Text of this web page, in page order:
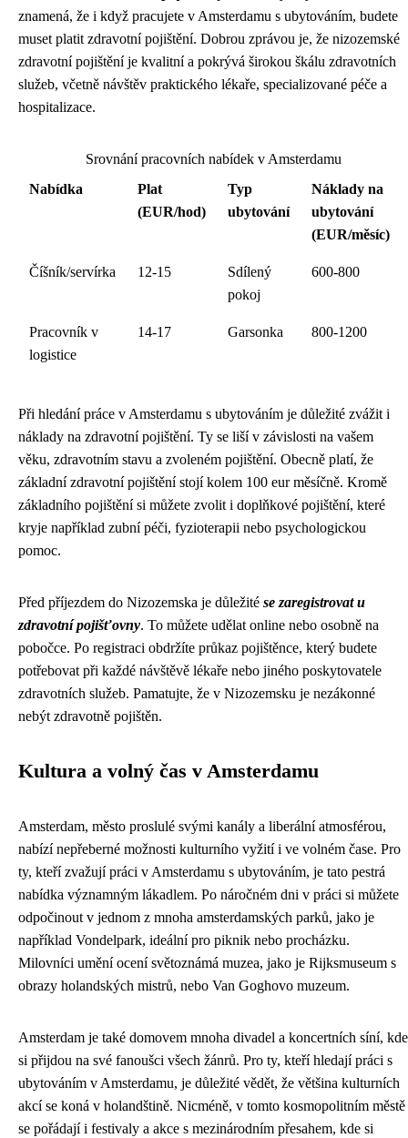
znamená, že i když pracujete v Amsterdamu s ubytováním, budete
muset platit zdravotní pojištění. Dobrou zprávou je, že nizozemské
zdravotní pojištění je kvalitní a pokrývá širokou škálu zdravotních
služeb, včetně návštěv praktického lékaře, specializované péče a
hospitalizace.
Srovnání pracovních nabídek v Amsterdamu
Nabídka
Plat
(EUR/hod)
Typ
ubytování
Náklady na
ubytování
(EUR/měsíc)
Číšník/servírka 12-15
Sdílený
pokoj
600-800
Pracovník v
logistice
14-17 Garsonka 800-1200
Při hledání práce v Amsterdamu s ubytováním je důležité zvážit i
náklady na zdravotní pojištění. Ty se liší v závislosti na vašem
věku, zdravotním stavu a zvoleném pojištění. Obecně platí, že
základní zdravotní pojištění stojí kolem 100 eur měsíčně. Kromě
základního pojištění si můžete zvolit i doplňkové pojištění, které
kryje například zubní péči, fyzioterapii nebo psychologickou
pomoc.
Před příjezdem do Nizozemska je důležité se zaregistrovat u
zdravotní pojišťovny. To můžete udělat online nebo osobně na
pobočce. Po registraci obdržíte průkaz pojištěnce, který budete
potřebovat při každé návštěvě lékaře nebo jiného poskytovatele
zdravotních služeb. Pamatujte, že v Nizozemsku je nezákonné
nebýt zdravotně pojištěn.
Kultura a volný čas v Amsterdamu
Amsterdam, město proslulé svými kanály a liberální atmosférou,
nabízí nepřeberné možnosti kulturního vyžití i ve volném čase. Pro
ty, kteří zvažují práci v Amsterdamu s ubytováním, je tato pestrá
nabídka významným lákadlem. Po náročném dni v práci si můžete
odpočinout v jednom z mnoha amsterdamských parků, jako je
například Vondelpark, ideální pro piknik nebo procházku.
Milovníci umění ocení světoznámá muzea, jako je Rijksmuseum s
obrazy holandských mistrů, nebo Van Goghovo muzeum.
Amsterdam je také domovem mnoha divadel a koncertních síní, kde
si přijdou na své fanoušci všech žánrů. Pro ty, kteří hledají práci s
ubytováním v Amsterdamu, je důležité vědět, že většina kulturních
akcí se koná v holandštině. Nicméně, v tomto kosmopolitním městě
se pořádají i festivaly a akce s mezinárodním přesahem, kde si